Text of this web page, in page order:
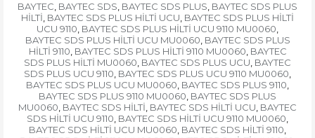
BAYTEC, BAYTEC SDS, BAYTEC SDS PLUS, BAYTEC SDS PLUS
HİLTİ, BAYTEC SDS PLUS HİLTİ UCU, BAYTEC SDS PLUS HİLTİ
UCU 9110, BAYTEC SDS PLUS HİLTİ UCU 9110 MU0060,
BAYTEC SDS PLUS HİLTİ UCU MU0060, BAYTEC SDS PLUS
HİLTİ 9110, BAYTEC SDS PLUS HİLTİ 9110 MU0060, BAYTEC
SDS PLUS HİLTİ MU0060, BAYTEC SDS PLUS UCU, BAYTEC
SDS PLUS UCU 9110, BAYTEC SDS PLUS UCU 9110 MU0060,
BAYTEC SDS PLUS UCU MU0060, BAYTEC SDS PLUS 9110,
BAYTEC SDS PLUS 9110 MU0060, BAYTEC SDS PLUS
MU0060, BAYTEC SDS HİLTİ, BAYTEC SDS HİLTİ UCU, BAYTEC
SDS HİLTİ UCU 9110, BAYTEC SDS HİLTİ UCU 9110 MU0060,
BAYTEC SDS HİLTİ UCU MU0060, BAYTEC SDS HİLTİ 9110,